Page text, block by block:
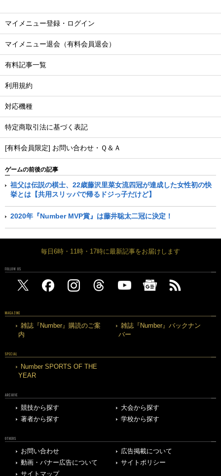
マイメニュー登録・ログイン
マイメニュー退会（有料会員退会）
有料記事一覧
利用規約
対応機種
特定商取引法に基づく表記
[有料会員限定] お問い合わせ・Ｑ＆Ａ
ゲームの前後の記事
祖父は伝説の棋士、22歳藤沢里菜女流四冠が達成した女性初の快
挙とは【共用スリッパで帰るドジっ子だけど】
2020年『Number MVP賞』は藤井聡太二冠に決定！
毎日6時・11時・17時に最新記事をお届けします
FOLLOW US
MAGAZINE
雑誌『Number』購読のご案
内
雑誌『Number』バックナン
バー
SPECIAL
Number SPORTS OF THE
YEAR
ARCHIVE
競技から探す
大会から探す
著者から探す
学校から探す
OTHERS
お問い合わせ
広告掲載について
動画・バナー広告について
サイトポリシー
サイトマップ